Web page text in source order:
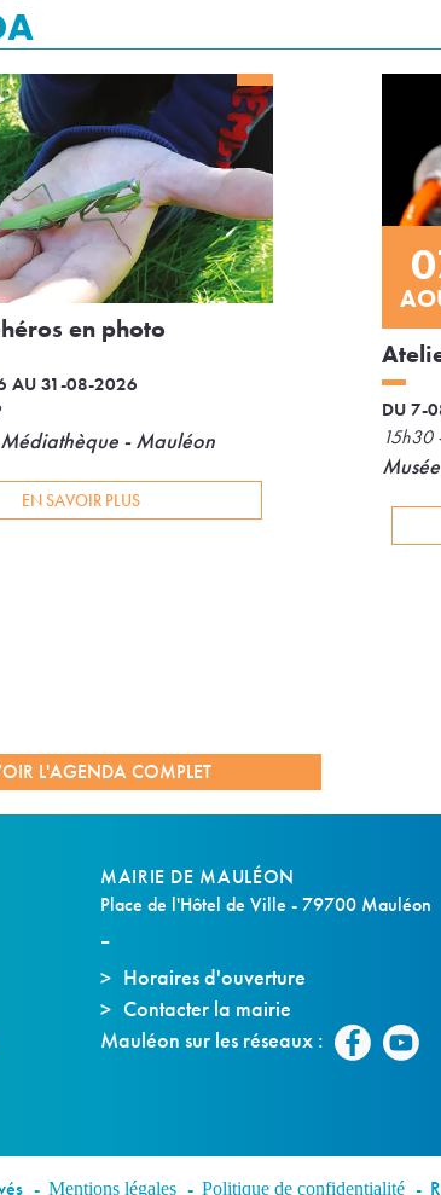
en photo
AU 31-08-2026
- Mauléon
EN SAVOIR PLUS
DU 7-
15h30
L'AGENDA COMPLET
MAIRIE DE MAULÉON
Place de l'Hôtel de Ville - 79700 Mauléon
Horaires d'ouverture
Contacter la mairie
Mauléon sur les réseaux :
Mentions légales Politique de confidentialité